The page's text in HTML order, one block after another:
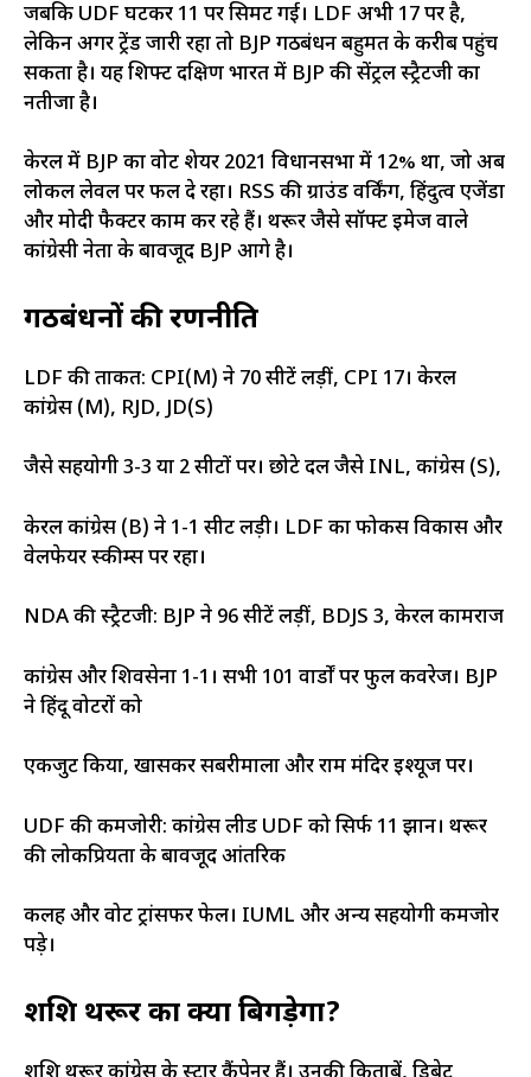
जबकि UDF घटकर 11 पर सिमट गई। LDF अभी 17 पर है,
लेकिन अगर ट्रेंड जारी रहा तो BJP गठबंधन बहुमत के करीब पहुंच
सकता है। यह शिफ्ट दक्षिण भारत में BJP की सेंट्रल स्ट्रैटजी का
नतीजा है।
केरल में BJP का वोट शेयर 2021 विधानसभा में 12% था, जो अब
लोकल लेवल पर फल दे रहा। RSS की ग्राउंड वर्किंग, हिंदुत्व एजेंडा
और मोदी फैक्टर काम कर रहे हैं। थरूर जैसे सॉफ्ट इमेज वाले
कांग्रेसी नेता के बावजूद BJP आगे है।
गठबंधनों की रणनीति
LDF की ताकत: CPI(M) ने 70 सीटें लड़ीं, CPI 17। केरल
कांग्रेस (M), RJD, JD(S)
जैसे सहयोगी 3-3 या 2 सीटों पर। छोटे दल जैसे INL, कांग्रेस (S),
केरल कांग्रेस (B) ने 1-1 सीट लड़ी। LDF का फोकस विकास और
वेलफेयर स्कीम्स पर रहा।
NDA की स्ट्रैटजी: BJP ने 96 सीटें लड़ीं, BDJS 3, केरल कामराज
कांग्रेस और शिवसेना 1-1। सभी 101 वार्डों पर फुल कवरेज। BJP
ने हिंदू वोटरों को
एकजुट किया, खासकर सबरीमाला और राम मंदिर इश्यूज पर।
UDF की कमजोरी: कांग्रेस लीड UDF को सिर्फ 11 रुझान। थरूर
की लोकप्रियता के बावजूद आंतरिक
कलह और वोट ट्रांसफर फेल। IUML और अन्य सहयोगी कमजोर
पड़े।
शशि थरूर का क्या बिगड़ेगा?